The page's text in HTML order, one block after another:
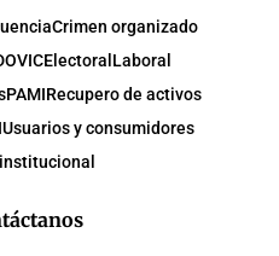
Crimen organizado
Electoral Laboral
PAMIRecupero de activos
Usuarios y consumidores